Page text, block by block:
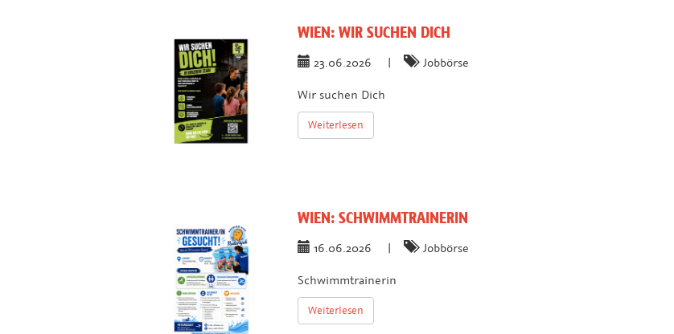
WIEN:WIR SUCHEN DICH
23.06.2026 Jobbörse
Wir suchen Dich
Weiterlesen
WIEN:SCHWIMMTRAINERIN
16.06.2026 Jobbörse
Schwimmtrainerin
Weiterlesen